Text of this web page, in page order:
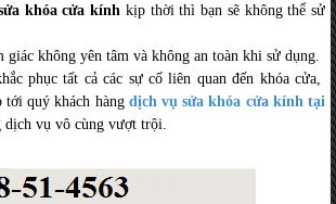
khóa cửa kính kịp thời thì bạn sẽ không thể sử
giác không yên tâm và không an toàn khi sử dụng.
phục tất cả các sự cố liên quan đến khóa cửa,
tới quý khách hàng dịch vụ sửa khóa cửa kính tại
dịch vụ vô cùng vượt trội.